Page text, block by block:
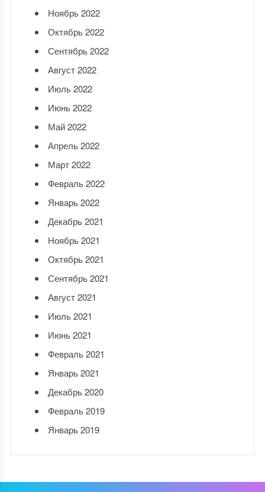
Ноябрь 2022
Октябрь 2022
Сентябрь 2022
Август 2022
Июль 2022
Июнь 2022
Май 2022
Апрель 2022
Март 2022
Февраль 2022
Январь 2022
Декабрь 2021
Ноябрь 2021
Октябрь 2021
Сентябрь 2021
Август 2021
Июль 2021
Июнь 2021
Февраль 2021
Январь 2021
Декабрь 2020
Февраль 2019
Январь 2019